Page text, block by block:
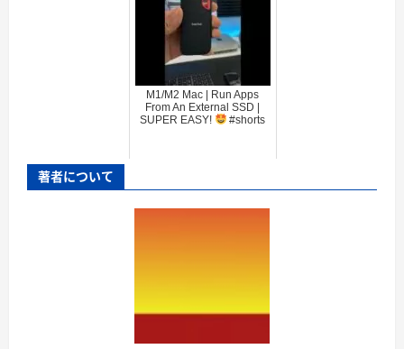
M1/M2 Mac | Run Apps
From An External SSD |
SUPER EASY!
#shorts
著者について